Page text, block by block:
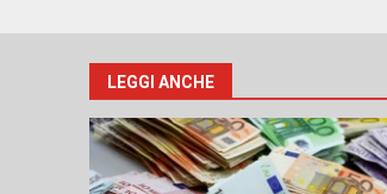
LEGGI ANCHE